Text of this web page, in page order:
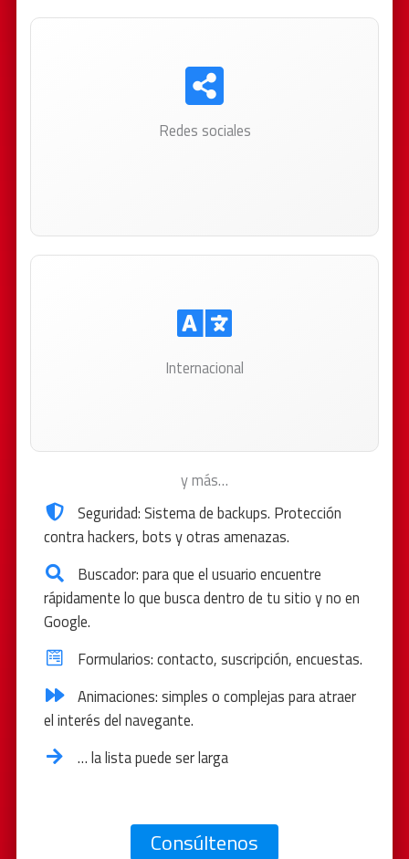
Redes sociales
Internacional
y más…
Seguridad: Sistema de backups. Protección
contra hackers, bots y otras amenazas.
Buscador: para que el usuario encuentre
rápidamente lo que busca dentro de tu sitio y no en
Google.
Formularios: contacto, suscripción, encuestas.
Animaciones: simples o complejas para atraer
el interés del navegante.
… la lista puede ser larga
Consúltenos